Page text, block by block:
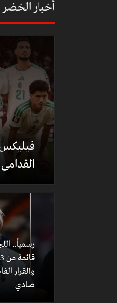
أخبار الخضر
فيليكس
القدامى
رسمياً..
والقرار
صادي